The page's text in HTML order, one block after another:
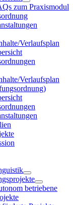
zum Praxismodul
Verlaufsplan
Verlaufsplan
betriebene